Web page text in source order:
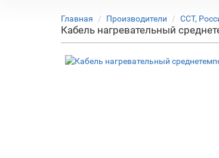
Главная Производители ССТ,
Кабель нагревательный